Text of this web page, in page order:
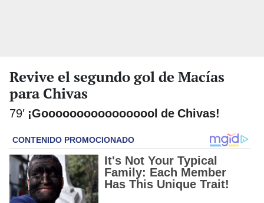
Revive el segundo gol de Macías
para Chivas
79′ ¡Gooooooooooooooool de Chivas!